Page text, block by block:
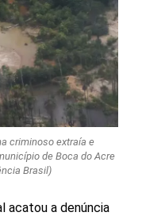
criminoso extraía e
de Boca do Acre
Brasil)
acatou a denúncia